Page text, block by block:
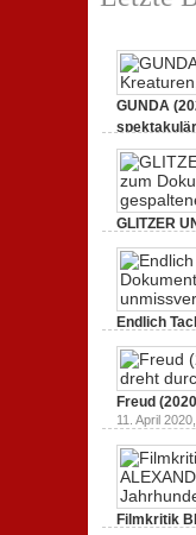
GUNDA
GLITZER
3. Oktober
Endlich
19. Mai 2020,
Freud
11. April 2020,
Filmkritik